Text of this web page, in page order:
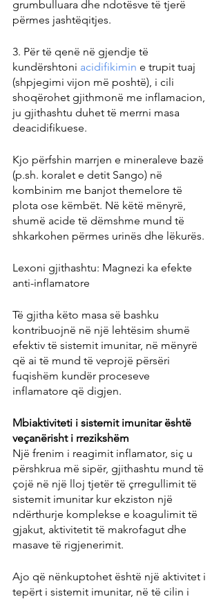
grumbulluara dhe ndotësve të tjerë
përmes jashtëqitjes.
3. Për të qenë në gjendje të
kundërshtoni acidifikimin e trupit tuaj
(shpjegimi vijon më poshtë), i cili
shoqërohet gjithmonë me inflamacion,
ju gjithashtu duhet të merrni masa
deacidifikuese.
Kjo përfshin marrjen e mineraleve bazë
(p.sh. koralet e detit Sango) në
kombinim me banjot themelore të
plota ose këmbët. Në këtë mënyrë,
shumë acide të dëmshme mund të
shkarkohen përmes urinës dhe lëkurës.
Lexoni gjithashtu: Magnezi ka efekte
anti-inflamatore
Të gjitha këto masa së bashku
kontribuojnë në një lehtësim shumë
efektiv të sistemit imunitar, në mënyrë
që ai të mund të veprojë përsëri
fuqishëm kundër proceseve
inflamatore që digjen.
Mbiaktiviteti i sistemit imunitar është
veçanërisht i rrezikshëm
Një frenim i reagimit inflamator, siç u
përshkrua më sipër, gjithashtu mund të
çojë në një lloj tjetër të çrregullimit të
sistemit imunitar kur ekziston një
ndërthurje komplekse e koagulimit të
gjakut, aktivitetit të makrofagut dhe
masave të rigjenerimit.
Ajo që nënkuptohet është një aktivitet i
tepërt i sistemit imunitar, në të cilin i